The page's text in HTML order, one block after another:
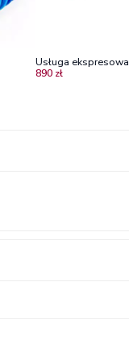
Usługa ekspresowa
890 zł